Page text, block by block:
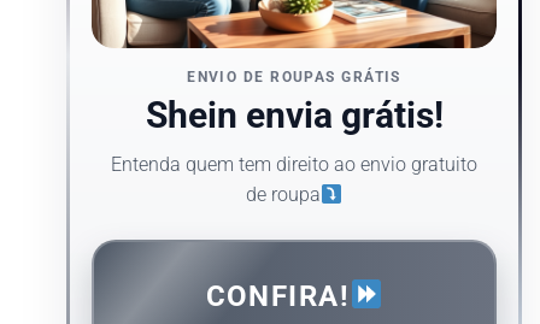
ENVIO DE ROUPAS GRÁTIS
Shein envia grátis!
Entenda quem tem direito ao envio gratuito
de roupa
CONFIRA!